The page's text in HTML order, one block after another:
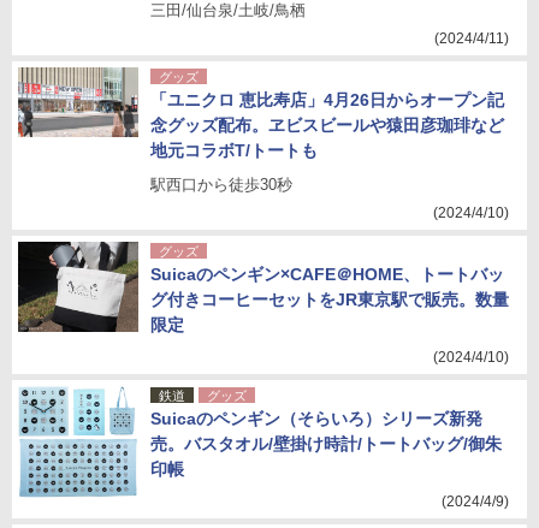
三田/仙台泉/土岐/鳥栖
(2024/4/11)
グッズ
「ユニクロ 恵比寿店」4月26日からオープン記
念グッズ配布。ヱビスビールや猿田彦珈琲など
地元コラボT/トートも
駅西口から徒歩30秒
(2024/4/10)
グッズ
Suicaのペンギン×CAFE＠HOME、トートバッ
グ付きコーヒーセットをJR東京駅で販売。数量
限定
(2024/4/10)
鉄道 グッズ
Suicaのペンギン（そらいろ）シリーズ新発
売。バスタオル/壁掛け時計/トートバッグ/御朱
印帳
(2024/4/9)